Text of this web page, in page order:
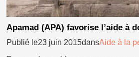
Apamad (APA) favorise l’aide à
Publié le23 juin 2015dansAide à la